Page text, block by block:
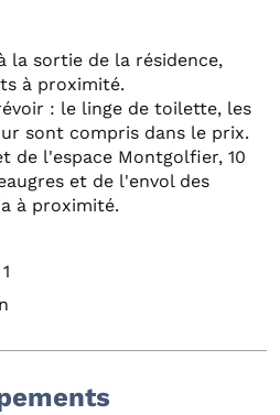
la sortie de la résidence,
à proximité.
: le linge de toilette, les
sont compris dans le prix.
de l'espace Montgolfier, 10
et de l'envol des
à proximité.